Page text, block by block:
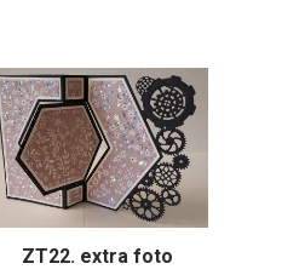
ZT22. extra foto